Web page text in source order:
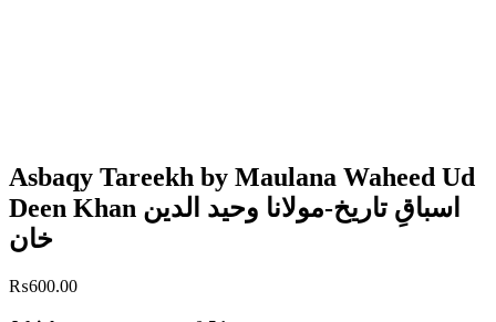
Asbaqy Tareekh by Maulana Waheed Ud
Deen Khan اسباقِ تاریخ-مولانا وحید الدین
خان
₨600.00